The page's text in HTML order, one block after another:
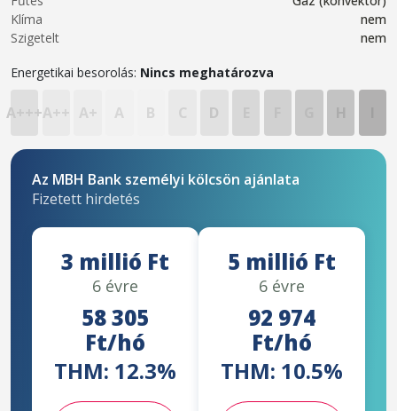
Klíma
nem
Szigetelt
nem
Energetikai besorolás: Nincs meghatározva
A+++A++ A+ A B C D
Az MBH Bank személyi kölcsön ajánlata
Fizetett hirdetés
3 millió Ft
6 évre
58 305
Ft/hó
THM: 12.3%
5 millió Ft
6 évre
92 974
Ft/hó
THM: 10.5%